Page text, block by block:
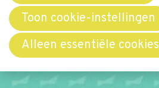
m
Bibliotheek
Contact
Toon cookie-instellingen
Alleen essentiële cookies